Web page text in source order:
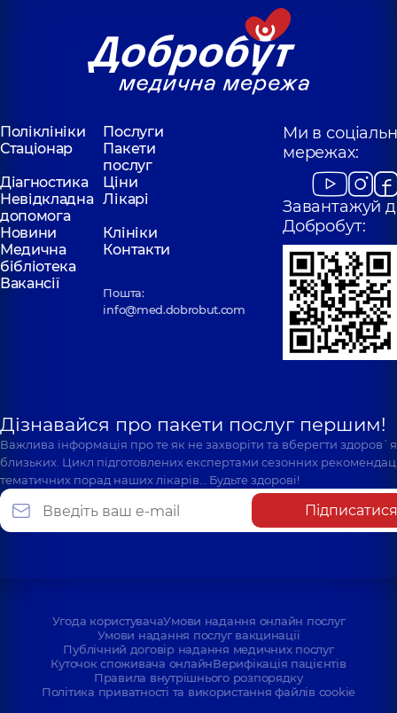
Поліклініки
Послуги
Стаціонар
Пакети
послуг
Діагностика
Ціни
Невідкладна
допомога
Лікарі
Новини
Клініки
Медична
бібліотека
Контакти
Вакансії
Пошта:
info@med.dobrobut.com
Ми в
мережах:
Завантажуй
Добробут:
Дізнавайся про пакети послуг першим!
Важлива інформація про те як не захворіти та вберегти
близьких. Цикл підготовлених експертами сезонних
тематичних порад наших лікарів… Будьте здорові!
Підписатися
Угода користувачаУмови надання онлайн послуг
Умови надання послуг вакцинації
Публічний договір надання медичних послуг
Куточок споживача онлайнВерифікація пацієнтів
Правила внутрішнього розпорядку
Політика приватності та використання файлів cookie